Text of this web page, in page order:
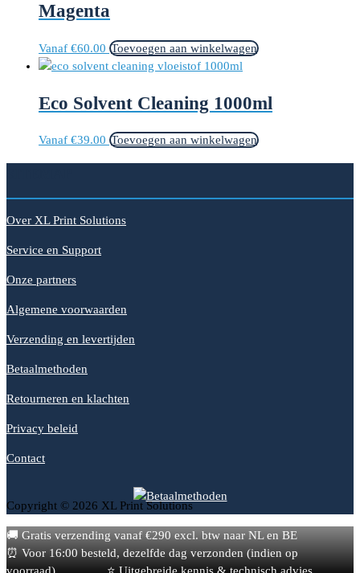
Magenta
Vanaf €60.00 Toevoegen aan winkelwagen
Eco Solvent Cleaning 1000ml
Vanaf €39.00 Toevoegen aan winkelwagen
Over XL Print Solutions
Service en Support
Onze partners
Algemene voorwaarden
Verzending en levertijden
Betaalmethoden
Retourneren en klachten
Privacy beleid
Contact
Copyright © 2026 XL Print Solutions
🚚 Gratis verzending vanaf €290 excl. btw naar NL en BE
⏰ Voor 16:00 besteld, dezelfde dag verzonden (indien op